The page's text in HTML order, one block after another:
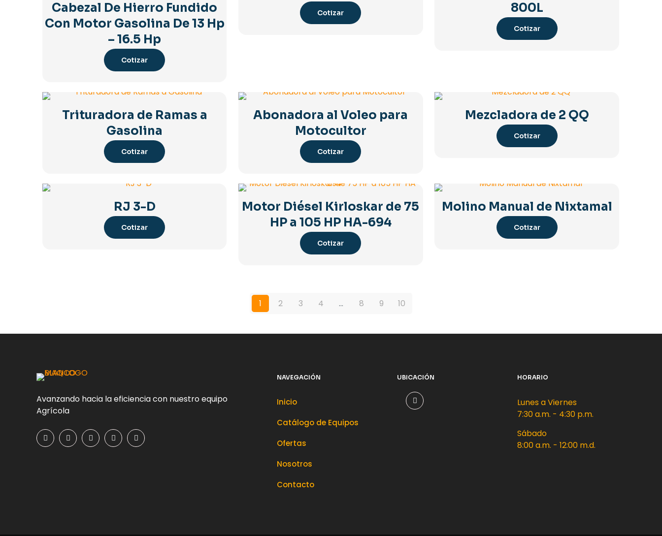
Cabezal De Hierro Fundido
Con Motor Gasolina De 13 Hp
– 16.5 Hp
Cotizar
Cotizar
800L
Cotizar
Trituradora de Ramas a
Gasolina
Cotizar
Abonadora al Voleo para
Motocultor
Cotizar
Mezcladora de 2 QQ
Cotizar
RJ 3-D
Cotizar
Motor Diésel Kirloskar de 75
HP a 105 HP HA-694
Cotizar
Molino Manual de Nixtamal
Cotizar
1 2 3 4 … 8 9 10
Avanzando hacia la eficiencia con nuestro equipo
Agrícola
NAVEGACIÓN
Inicio
Catálogo de Equipos
Ofertas
Nosotros
Contacto
UBICACIÓN HORARIO
Lunes a Viernes
7:30 a.m. - 4:30 p.m.
Sábado
8:00 a.m. - 12:00 m.d.